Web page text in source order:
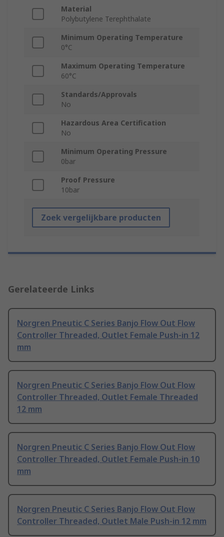
Material
Polybutylene Terephthalate
Minimum Operating Temperature
0°C
Maximum Operating Temperature
60°C
Standards/Approvals
No
Hazardous Area Certification
No
Minimum Operating Pressure
0bar
Proof Pressure
10bar
Zoek vergelijkbare producten
Gerelateerde Links
Norgren Pneutic C Series Banjo Flow Out Flow
Controller Threaded, Outlet Female Push-in 12
mm
Norgren Pneutic C Series Banjo Flow Out Flow
Controller Threaded, Outlet Female Threaded
12 mm
Norgren Pneutic C Series Banjo Flow Out Flow
Controller Threaded, Outlet Female Push-in 10
mm
Norgren Pneutic C Series Banjo Flow Out Flow
Controller Threaded, Outlet Male Push-in 12 mm